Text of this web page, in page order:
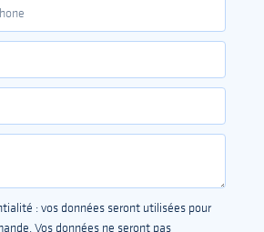
: vos données seront utilisées pour
Vos données ne seront pas